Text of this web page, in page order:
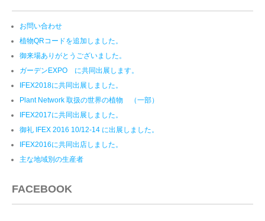
お問い合わせ
植物QRコードを追加しました。
御来場ありがとうございました。
ガーデンEXPO に共同出展します。
IFEX2018に共同出展しました。
Plant Network 取扱の世界の植物 （一部）
IFEX2017に共同出展しました。
御礼 IFEX 2016 10/12-14 に出展しました。
IFEX2016に共同出店しました。
主な地域別の生産者
FACEBOOK